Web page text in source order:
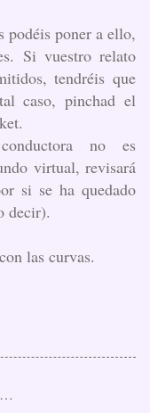
podéis poner a ello,
Si vuestro relato
tendréis que
caso, pinchad el
no es
virtual, revisará
si se ha quedado
decir).
las curvas.